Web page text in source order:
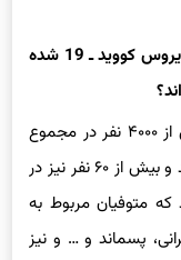
مبتلا به ویروس کووید ـ‌ 19 شده
بر اساس آخرین بررسی‌های انجام شده بیش از ۴۰۰۰ نفر در مجموع
شهرداری و شورای شهر مبتلا به کرونا شده‌اند و بیش از ۶۰ نفر نیز در
که متوفیان مربوط به
پسماند و … و نیز